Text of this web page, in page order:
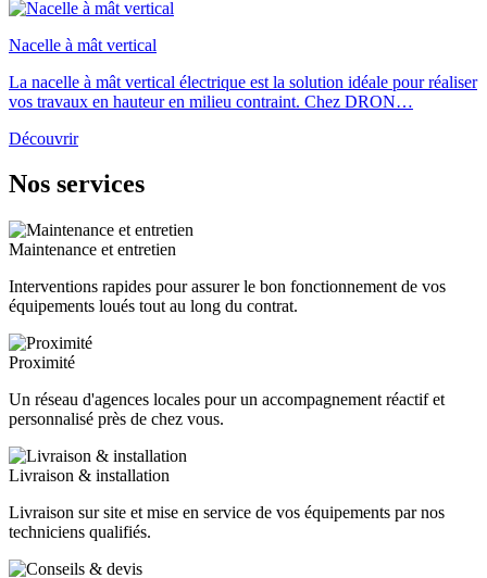
Nacelle à mât vertical
La nacelle à mât vertical électrique est la solution idéale pour réaliser
vos travaux en hauteur en milieu contraint. Chez DRON…
Découvrir
Nos services
Maintenance et entretien
Interventions rapides pour assurer le bon fonctionnement de vos
équipements loués tout au long du contrat.
Proximité
Un réseau d'agences locales pour un accompagnement réactif et
personnalisé près de chez vous.
Livraison & installation
Livraison sur site et mise en service de vos équipements par nos
techniciens qualifiés.